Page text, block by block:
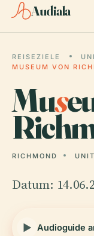
Audiala
REISEZIELE
MUSEUM VON
Mus
RICHMOND
Datum:
Audioguide